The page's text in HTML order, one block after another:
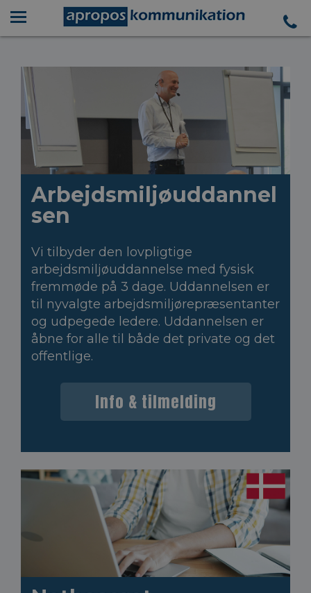
Arbejdsmiljøuddannel
sen
Vi tilbyder den lovpligtige
arbejdsmiljøuddannelse med fysisk
fremmøde på 3 dage. Uddannelsen er
til nyvalgte arbejdsmiljørepræsentanter
og udpegede ledere. Uddannelsen er
åbne for alle til både det private og det
offentlige.
Info & tilmelding